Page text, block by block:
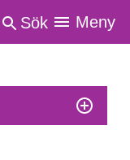
Sök Meny